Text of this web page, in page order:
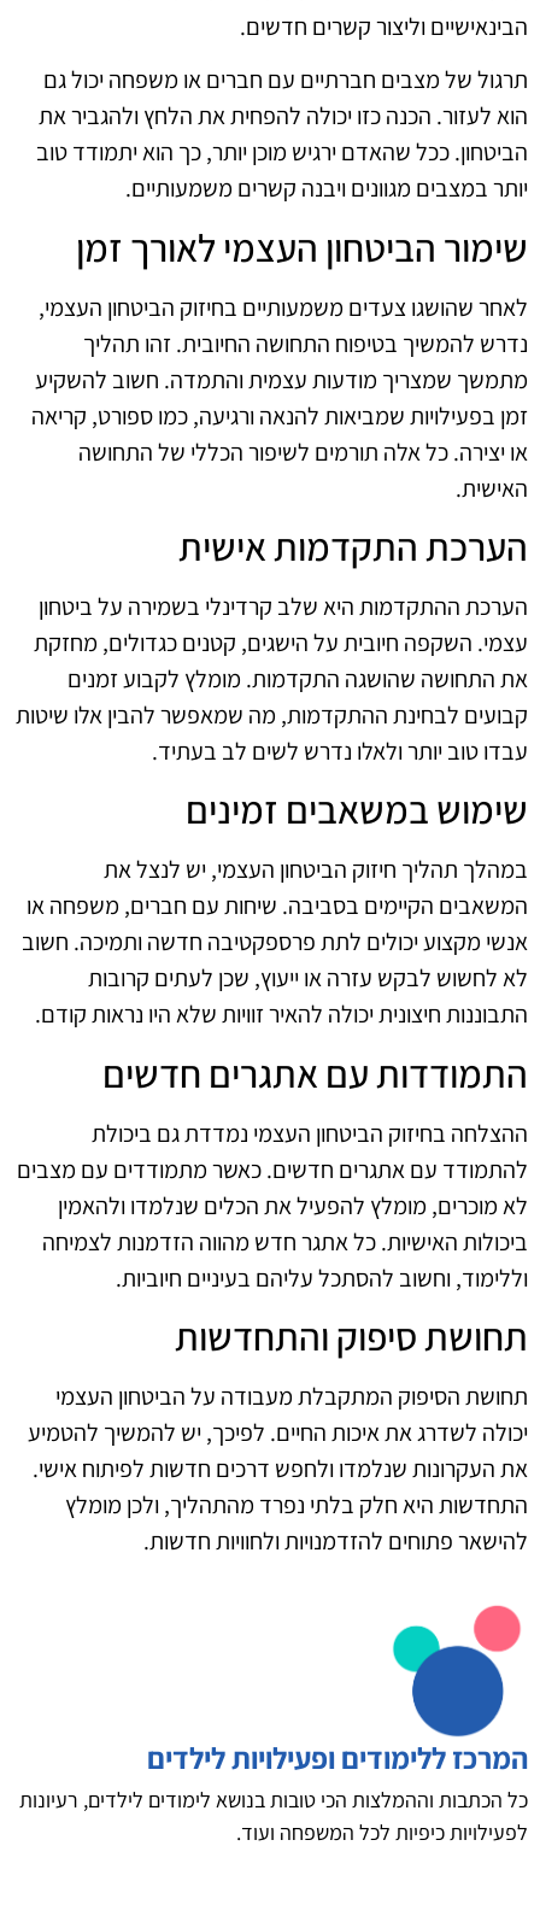
הבינאישיים וליצור קשרים חדשים.
תרגול של מצבים חברתיים עם חברים או משפחה יכול גם
הוא לעזור. הכנה כזו יכולה להפחית את הלחץ ולהגביר את
הביטחון. ככל שהאדם ירגיש מוכן יותר, כך הוא יתמודד טוב
יותר במצבים מגוונים ויבנה קשרים משמעותיים.
שימור הביטחון העצמי לאורך זמן
לאחר שהושגו צעדים משמעותיים בחיזוק הביטחון העצמי,
נדרש להמשיך בטיפוח התחושה החיובית. זהו תהליך
מתמשך שמצריך מודעות עצמית והתמדה. חשוב להשקיע
זמן בפעילויות שמביאות להנאה ורגיעה, כמו ספורט, קריאה
או יצירה. כל אלה תורמים לשיפור הכללי של התחושה
האישית.
הערכת התקדמות אישית
הערכת ההתקדמות היא שלב קרדינלי בשמירה על ביטחון
עצמי. השקפה חיובית על הישגים, קטנים כגדולים, מחזקת
את התחושה שהושגה התקדמות. מומלץ לקבוע זמנים
קבועים לבחינת ההתקדמות, מה שמאפשר להבין אלו שיטות
עבדו טוב יותר ולאלו נדרש לשים לב בעתיד.
שימוש במשאבים זמינים
במהלך תהליך חיזוק הביטחון העצמי, יש לנצל את
המשאבים הקיימים בסביבה. שיחות עם חברים, משפחה או
אנשי מקצוע יכולים לתת פרספקטיבה חדשה ותמיכה. חשוב
לא לחשוש לבקש עזרה או ייעוץ, שכן לעתים קרובות
התבוננות חיצונית יכולה להאיר זוויות שלא היו נראות קודם.
התמודדות עם אתגרים חדשים
ההצלחה בחיזוק הביטחון העצמי נמדדת גם ביכולת
להתמודד עם אתגרים חדשים. כאשר מתמודדים עם מצבים
לא מוכרים, מומלץ להפעיל את הכלים שנלמדו ולהאמין
ביכולות האישיות. כל אתגר חדש מהווה הזדמנות לצמיחה
וללימוד, וחשוב להסתכל עליהם בעיניים חיוביות.
תחושת סיפוק והתחדשות
תחושת הסיפוק המתקבלת מעבודה על הביטחון העצמי
יכולה לשדרג את איכות החיים. לפיכך, יש להמשיך להטמיע
את העקרונות שנלמדו ולחפש דרכים חדשות לפיתוח אישי.
התחדשות היא חלק בלתי נפרד מהתהליך, ולכן מומלץ
להישאר פתוחים להזדמנויות ולחוויות חדשות.
המרכז ללימודים ופעילויות לילדים
כל הכתבות וההמלצות הכי טובות בנושא לימודים לילדים, רעיונות
לפעילויות כיפיות לכל המשפחה ועוד.